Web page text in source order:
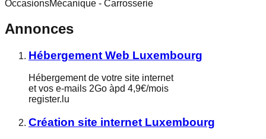
OccasionsMécanique - Carrosserie
Annonces
Hébergement Web Luxembourg
Hébergement de votre site internet
et vos e-mails 2Go àpd 4,9€/mois
register.lu
Création site internet Luxembourg